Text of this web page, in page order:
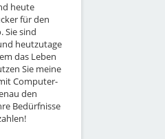
heute
für den
Sie sind
heutzutage
das Leben
Sie meine
Computer-
den
Bedürfnisse